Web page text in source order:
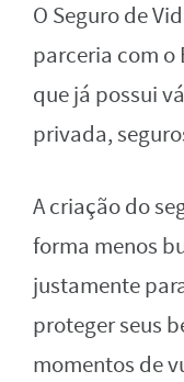
O Seguro de
parceria com o
que já possui
privada,
A criação do
forma menos
justamente
proteger seus
momentos de